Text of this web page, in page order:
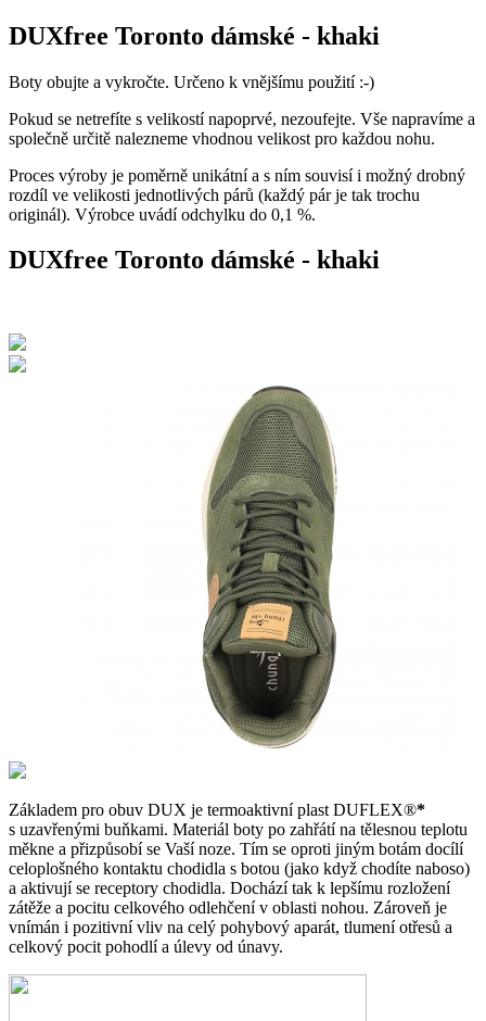
DUXfree Toronto dámské - khaki
Boty obujte a vykročte. Určeno k vnějšímu použití :-)
Pokud se netrefíte s velikostí napoprvé, nezoufejte. Vše napravíme a
společně určitě nalezneme vhodnou velikost pro každou nohu.
Proces výroby je poměrně unikátní a s ním souvisí i možný drobný
rozdíl ve velikosti jednotlivých párů (každý pár je tak trochu
originál). Výrobce uvádí odchylku do 0,1 %.
DUXfree Toronto dámské - khaki
Základem pro obuv DUX je termoaktivní plast DUFLEX®*
s uzavřenými buňkami. Materiál boty po zahřátí na tělesnou teplotu
měkne a přizpůsobí se Vaší noze. Tím se oproti jiným botám docílí
celoplošného kontaktu chodidla s botou (jako když chodíte naboso)
a aktivují se receptory chodidla. Dochází tak k lepšímu rozložení
zátěže a pocitu celkového odlehčení v oblasti nohou. Zároveň je
vnímán i pozitivní vliv na celý pohybový aparát, tlumení otřesů a
celkový pocit pohodlí a úlevy od únavy.